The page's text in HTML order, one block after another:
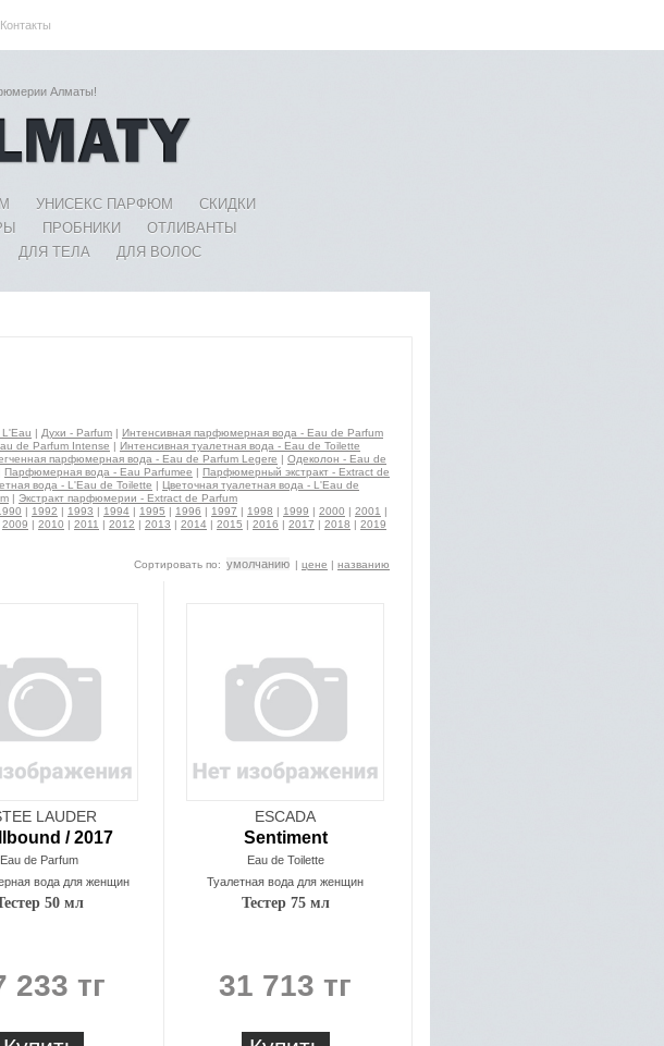
Контакты
Алматы!
УНИСЕКС ПАРФЮМ
СКИДКИ
ПРОБНИКИ
ОТЛИВАНТЫ
ДЛЯ ТЕЛА ДЛЯ ВОЛОС
| Духи - Parfum | Интенсивная парфюмерная вода - Eau de Parfum
de Parfum Intense | Интенсивная туалетная вода - Eau de Toilette
парфюмерная вода - Eau de Parfum Legere | Одеколон - Eau de
Парфюмерная вода - Eau Parfumee | Парфюмерный экстракт - Extract de
вода - L'Eau de Toilette | Цветочная туалетная вода - L'Eau de
| Экстракт парфюмерии - Extract de Parfum
| 1992 | 1993 | 1994 | 1995 | 1996 | 1997 | 1998 | 1999 | 2000 | 2001 |
2009 | 2010 | 2011 | 2012 | 2013 | 2014 | 2015 | 2016 | 2017 | 2018 | 2019
Сортировать по: умолчанию | цене | названию
LAUDER
/ 2017
Eau de Parfum
вода для женщин
50 мл
233 тг
ESCADA
Sentiment
Eau de Toilette
Туалетная вода для женщин
Тестер 75 мл
31 713 тг